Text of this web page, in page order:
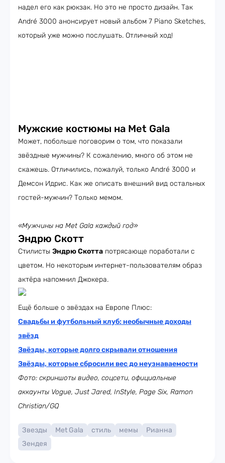
надел его как рюкзак. Но это не просто дизайн. Так
André 3000 анонсирует новый альбом 7 Piano Sketches,
который уже можно послушать. Отличный ход!
Мужские костюмы на Met Gala
Может, побольше поговорим о том, что показали
звёздные мужчины? К сожалению, много об этом не
скажешь. Отличились, пожалуй, только André 3000 и
Демсон Идрис. Как же описать внешний вид остальных
гостей-мужчин? Только мемом.
«Мужчины на Met Gala каждый год»
Эндрю Скотт
Стилисты Эндрю Скотта потрясающе поработали с
цветом. Но некоторым интернет-пользователям образ
актёра напомнил Джокера.
Ещё больше о звёздах на Европе Плюс:
Свадьбы и футбольный клуб: необычные доходы
звёзд
Звёзды, которые долго скрывали отношения
Звёзды, которые сбросили вес до неузнаваемости
Фото: скриншоты видео, соцсети, официальные
аккаунты Vogue, Just Jared, InStyle, Page Six, Ramon
Christian/GQ
Звезды Met Gala стиль мемы
Рианна
Зендея